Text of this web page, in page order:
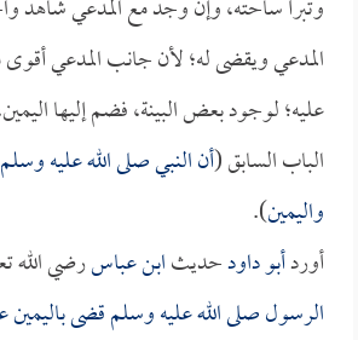
وتبرأ ساحته، وإن وجد مع المدعي شاهد
المدعي ويقضى له؛ لأن جانب المدعي
عليه؛ لوجود بعض البينة، فضم إليها
الباب السابق (أن النبي صلى الله عليه
واليمين).
أوردأبو داودحديثابن عباسرضي الله
الرسول صلى الله عليه وسلم قضى باليمين